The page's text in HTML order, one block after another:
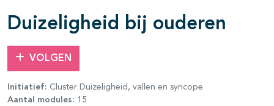
Duizeligheid bij ouderen
VOLGEN
Initiatief: Cluster Duizeligheid, vallen en syncope
Aantal modules: 15